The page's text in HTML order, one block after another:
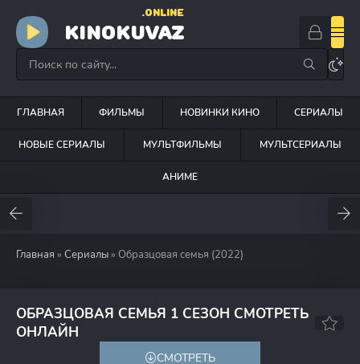
KINOKUVAZ
.ONLINE
ГЛАВНАЯ ФИЛЬМЫ НОВИНКИ КИНО СЕРИАЛЫ
НОВЫЕ СЕРИАЛЫ МУЛЬТФИЛЬМЫ МУЛЬТСЕРИАЛЫ
АНИМЕ
Главная » Сериалы » Образцовая семья (2022)
ОБРАЗЦОВАЯ СЕМЬЯ 1 СЕЗОН СМОТРЕТЬ
ОНЛАЙН
СМОТРЕТЬ